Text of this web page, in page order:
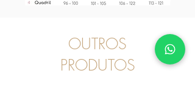
OUTROS
PRODUTOS